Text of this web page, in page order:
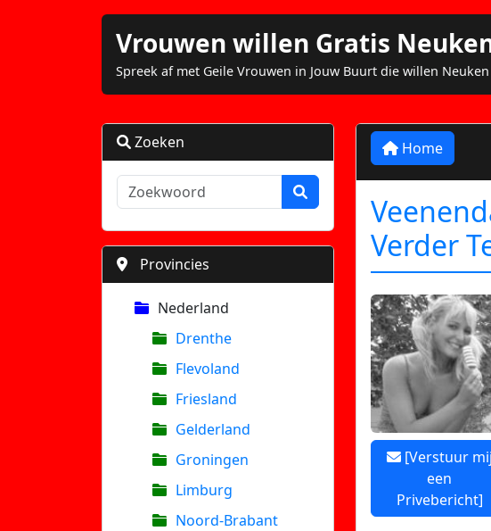
Vrouwen willen Gratis
Spreek af met Geile Vrouwen in Jouw Buurt die willen
Zoeken
Provincies
Nederland
Drenthe
Flevoland
Friesland
Gelderland
Groningen
Limburg
Noord-Brabant
Home
Verder
[Verstuur mij
een
Privebericht]